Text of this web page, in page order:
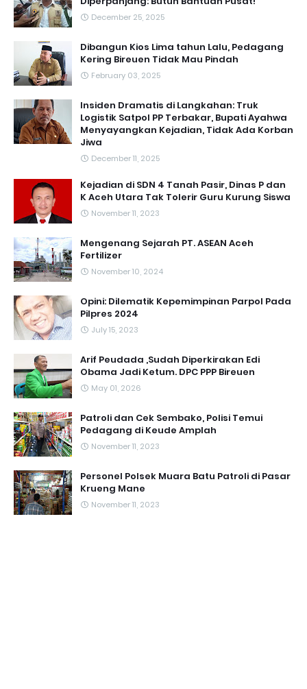
December 25, 2025
Dibangun Kios Lima tahun Lalu, Pedagang
Kering Bireuen Tidak Mau Pindah
February 03, 2025
Insiden Dramatis di Langkahan: Truk
Logistik Satpol PP Terbakar, Bupati Ayahwa
Menyayangkan Kejadian, Tidak Ada Korban
Jiwa
December 11, 2025
Kejadian di SDN 4 Tanah Pasir, Dinas P dan
K Aceh Utara Tak Tolerir Guru Kurung Siswa
November 11, 2023
Mengenang Sejarah PT. ASEAN Aceh
Fertilizer
November 10, 2024
Opini: Dilematik Kepemimpinan Parpol Pada
Pilpres 2024
July 15, 2023
Arif Peudada ,Sudah Diperkirakan Edi
Obama Jadi Ketum. DPC PPP Bireuen
May 01, 2026
Patroli dan Cek Sembako, Polisi Temui
Pedagang di Keude Amplah
November 11, 2023
Personel Polsek Muara Batu Patroli di Pasar
Krueng Mane
November 11, 2023